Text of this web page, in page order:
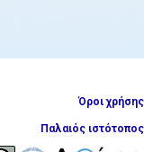
Όροι χρήσης
Παλαιός ιστότοπος